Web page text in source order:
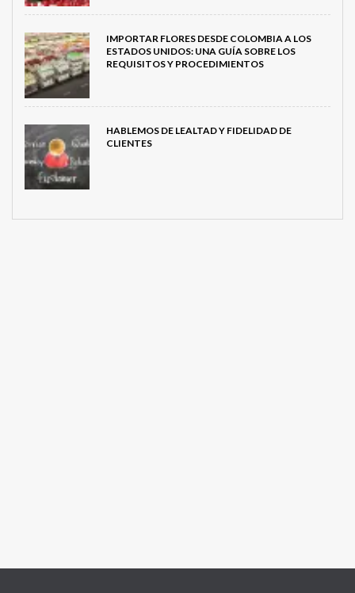
IMPORTAR FLORES DESDE COLOMBIA A LOS
ESTADOS UNIDOS: UNA GUÍA SOBRE LOS
REQUISITOS Y PROCEDIMIENTOS
HABLEMOS DE LEALTAD Y FIDELIDAD DE
CLIENTES